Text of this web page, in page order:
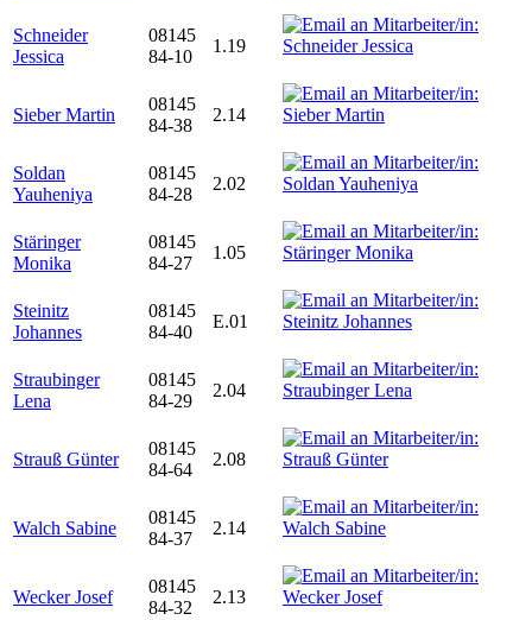
Schneider
Jessica
08145
84-10
1.19
Sieber Martin
08145
84-38
2.14
Soldan
Yauheniya
08145
84-28
2.02
Stäringer
Monika
08145
84-27
1.05
Steinitz
Johannes
08145
84-40
E.01
Straubinger
Lena
08145
84-29
2.04
Strauß Günter
08145
84-64
2.08
Walch Sabine
08145
84-37
2.14
Wecker Josef
08145
84-32
2.13